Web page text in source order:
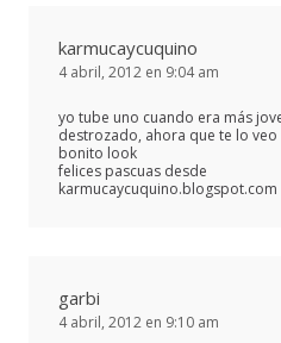
karmucaycuquino
4 abril, 2012 en 9:04 am
yo tube uno cuando era más
destrozado, ahora que te lo
bonito look
felices pascuas desde
karmucaycuquino.blogspot.com
garbi
4 abril, 2012 en 9:10 am